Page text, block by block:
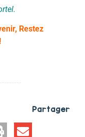
Restez
Partager